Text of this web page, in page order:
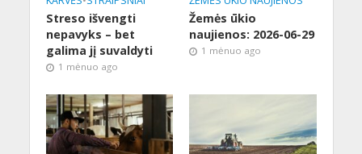
Streso išvengti
nepavyks – bet
galima jį suvaldyti
1 mėnuo ago
Žemės ūkio
naujienos: 2026-06-29
1 mėnuo ago